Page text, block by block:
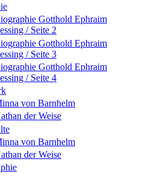
Gotthold Ephraim
/ Seite 2
Gotthold Ephraim
/ Seite 3
Gotthold Ephraim
/ Seite 4
von Barnhelm
der Weise
von Barnhelm
der Weise